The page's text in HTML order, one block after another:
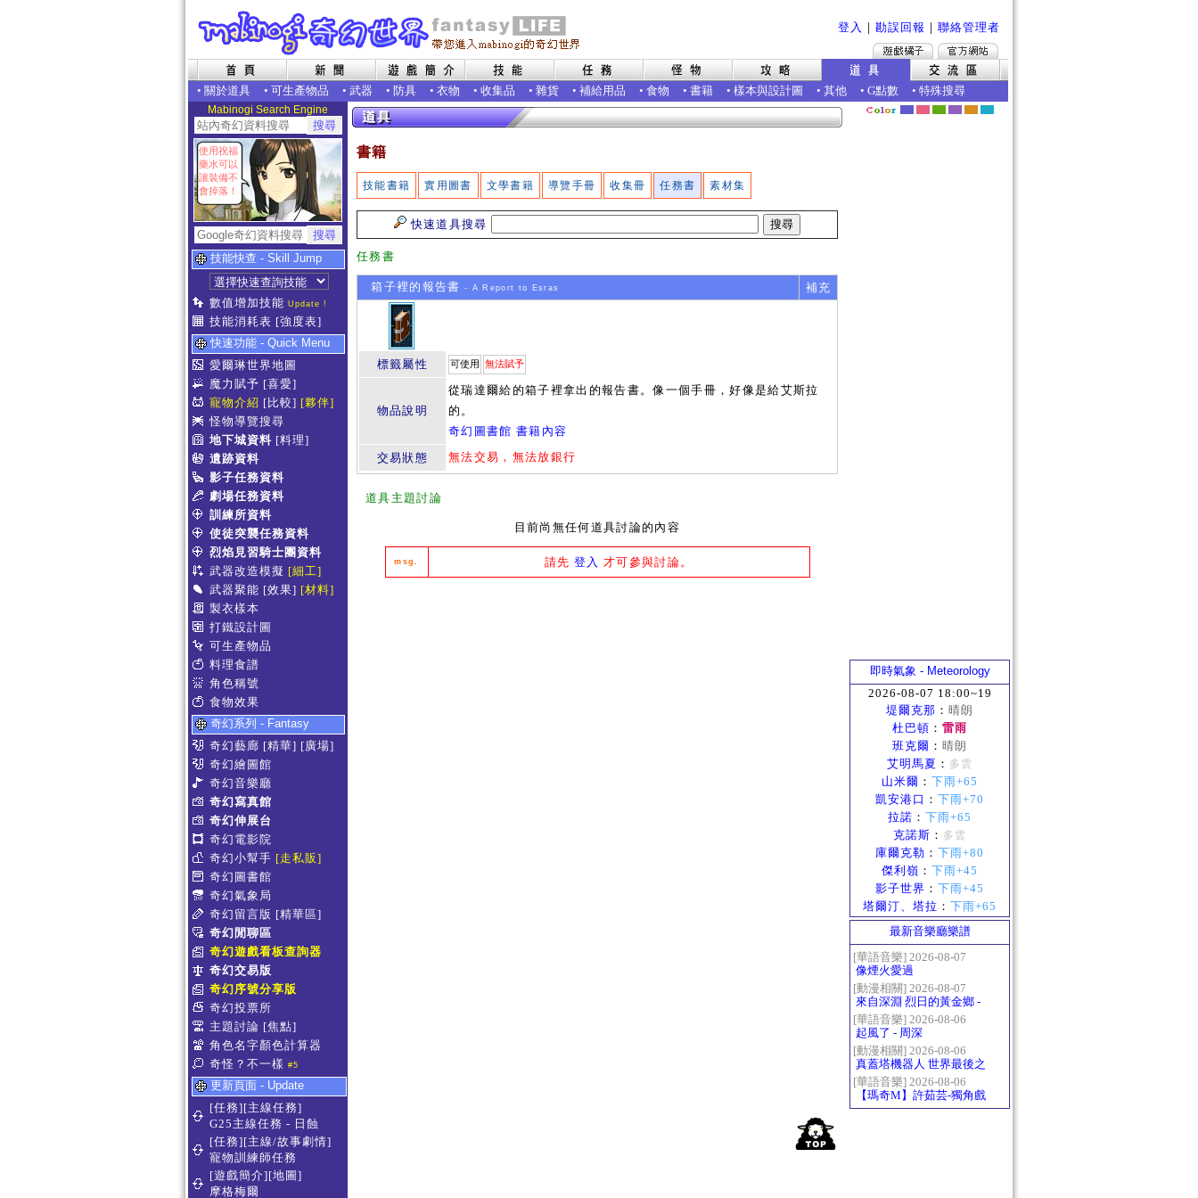
登入 ｜ 勘誤回報 ｜ 聯絡管理者
• 關於道具 • 可生產物品 • 武器 • 防具 • 衣物 • 收集品 • 雜貨 • 補給用品 • 食物 • 書籍 • 樣本與設計圖 • 其他 • G點數 • 特殊搜尋
Mabinogi Search Engine
使用祝福
藥水可以
讓裝備不
會掉落！
技能快查 - Skill Jump
數值增加技能 Update !
技能消耗表 [強度表]
快速功能 - Quick Menu
愛爾琳世界地圖
魔力賦予 [喜愛]
寵物介紹 [比較] [夥伴]
怪物導覽搜尋
地下城資料 [料理]
遺跡資料
影子任務資料
劇場任務資料
訓練所資料
使徒突襲任務資料
烈焰見習騎士團資料
武器改造模擬 [細工]
武器聚能 [效果] [材料]
製衣樣本
打鐵設計圖
可生產物品
料理食譜
角色稱號
食物效果
奇幻系列 - Fantasy
奇幻藝廊 [精華] [廣場]
奇幻繪圖館
奇幻音樂廳
奇幻寫真館
奇幻伸展台
奇幻電影院
奇幻小幫手 [走私販]
奇幻圖書館
奇幻氣象局
奇幻留言版 [精華區]
奇幻閒聊區
奇幻遊戲看板查詢器
奇幻交易版
奇幻序號分享版
奇幻投票所
主題討論 [焦點]
角色名字顏色計算器
奇怪？不一樣 #5
更新頁面 - Update
[任務][主線任務]
G25主線任務 - 日蝕
[任務][主線/故事劇情]
寵物訓練師任務
[遊戲簡介][地圖]
摩格梅爾
書籍
技能書籍 實用圖書 文學書籍 導覽手冊 收集冊 任務書 素材集
快速道具搜尋
任務書
箱子裡的報告書 - A Report to Esras 補充
標籤屬性 可使用 無法賦予
物品說明
從瑞達爾給的箱子裡拿出的報告書。像一個手冊，好像是給艾斯拉
的。
奇幻圖書館 書籍內容
交易狀態
無法交易，無法放銀行
道具主題討論
目前尚無任何道具討論的內容
msg. 請先 登入 才可參與討論。
即時氣象 - Meteorology
2026-08-07 18:00~19
堤爾克那 ： 晴朗
杜巴頓 ： 雷雨
班克爾 ： 晴朗
艾明馬夏 ： 多雲
山米爾 ： 下雨+65
凱安港口 ： 下雨+70
拉諾 ： 下雨+65
克諾斯 ： 多雲
庫爾克勒 ： 下雨+80
傑利嶺 ： 下雨+45
影子世界 ： 下雨+45
塔爾汀、塔拉 ： 下雨+65
最新音樂廳樂譜
[華語音樂] 2026-08-07
像煙火愛過
[動漫相關] 2026-08-07
來自深淵 烈日的黃金鄉 -
Gravity
[華語音樂] 2026-08-06
起風了 - 周深
[動漫相關] 2026-08-06
真蓋塔機器人 世界最後之
日OP2 HEATS
[華語音樂] 2026-08-06
【瑪奇M】許茹芸-獨角戲